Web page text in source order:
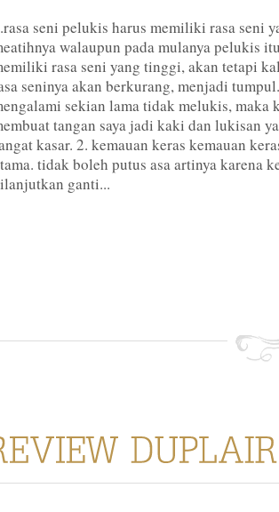
seni pelukis harus memiliki rasa seni
walaupun pada mulanya pelukis
rasa seni yang tinggi, akan tetapi
seninya akan berkurang, menjadi
sekian lama tidak melukis, maka
tangan saya jadi kaki dan lukisan
kasar. 2. kemauan keras kemauan
tidak boleh putus asa artinya karena
ganti...